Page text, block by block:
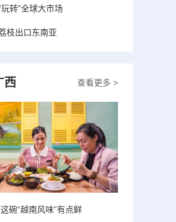
转”全球大市场
枝出口东南亚
查看更多 >
西
碗“越南风味”有点鲜